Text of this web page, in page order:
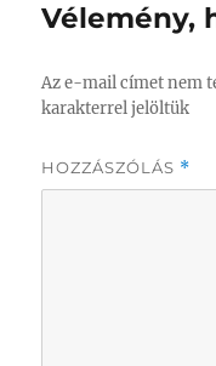
Vélemény,
Az e-mail címet nem
karakterrel jelöltük
HOZZÁSZÓLÁS *